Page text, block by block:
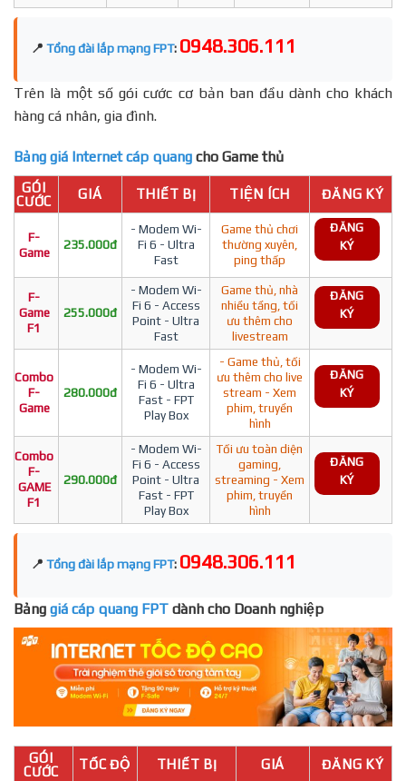
📍 Tổng đài lắp mạng FPT: 0948.306.111
Trên là một số gói cước cơ bản ban đầu dành cho khách
hàng cá nhân, gia đình.
Bảng giá Internet cáp quang cho Game thủ
GÓI
CƯỚC
GIÁ THIẾT BỊ TIỆN ÍCH ĐĂNG KÝ
F-
Game
235.000đ
- Modem Wi-
Fi 6 - Ultra
Fast
Game thủ chơi
thường xuyên,
ping thấp
ĐĂNG
KÝ
F-
Game
F1
255.000đ
- Modem Wi-
Fi 6 - Access
Point - Ultra
Fast
Game thủ, nhà
nhiều tầng, tối
ưu thêm cho
livestream
ĐĂNG
KÝ
Combo
F-
Game
280.000đ
- Modem Wi-
Fi 6 - Ultra
Fast - FPT
Play Box
- Game thủ, tối
ưu thêm cho live
stream - Xem
phim, truyền
hình
ĐĂNG
KÝ
Combo
F-
GAME
F1
290.000đ
- Modem Wi-
Fi 6 - Access
Point - Ultra
Fast - FPT
Play Box
Tối ưu toàn diện
gaming,
streaming - Xem
phim, truyền
hình
ĐĂNG
KÝ
📍 Tổng đài lắp mạng FPT: 0948.306.111
Bảng giá cáp quang FPT dành cho Doanh nghiệp
GÓI
CƯỚC
TỐC ĐỘ THIẾT BỊ GIÁ ĐĂNG KÝ